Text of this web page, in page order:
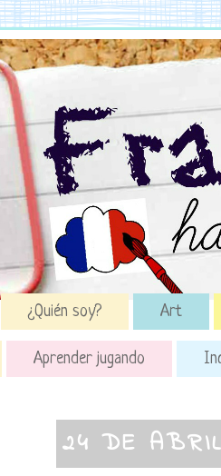
¿Quién soy? Art
Aprender jugando
24 DE